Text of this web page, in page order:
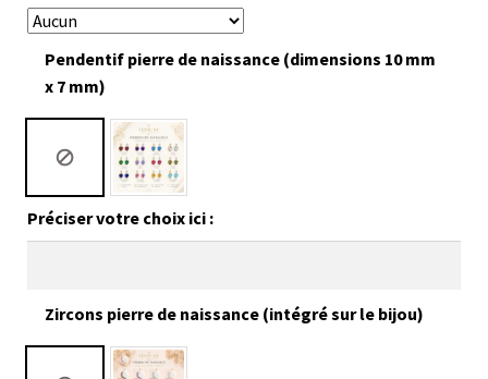
Pendentif pierre de naissance (dimensions 10 mm
x 7 mm)
Préciser votre choix ici :
Zircons pierre de naissance (intégré sur le bijou)